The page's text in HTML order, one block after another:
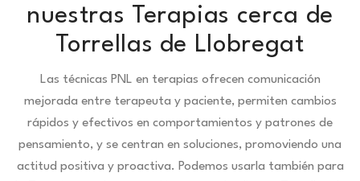
nuestras Terapias cerca de
Torrellas de Llobregat
Las técnicas PNL en terapias ofrecen comunicación
mejorada entre terapeuta y paciente, permiten cambios
rápidos y efectivos en comportamientos y patrones de
pensamiento, y se centran en soluciones, promoviendo una
actitud positiva y proactiva. Podemos usarla también para